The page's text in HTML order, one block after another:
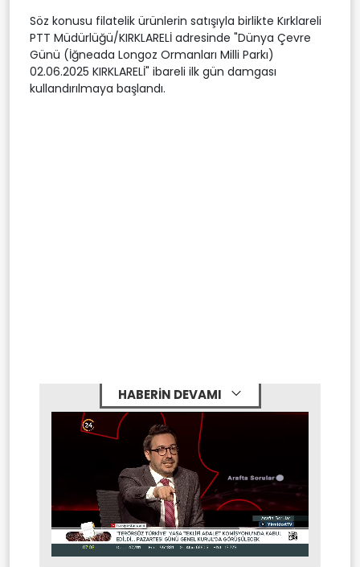
Söz konusu filatelik ürünlerin satışıyla birlikte Kırklareli
PTT Müdürlüğü/KIRKLARELİ adresinde "Dünya Çevre
Günü (İğneada Longoz Ormanları Milli Parkı)
02.06.2025 KIRKLARELİ" ibareli ilk gün damgası
kullandırılmaya başlandı.
HABERİN DEVAMI
Mute Stream